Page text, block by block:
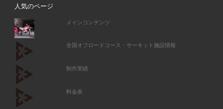
人気のページ
メインコンテンツ
全国オフロードコース・サーキット施設情報
制作実績
料金表